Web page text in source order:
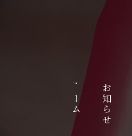
ホーム お知らせ